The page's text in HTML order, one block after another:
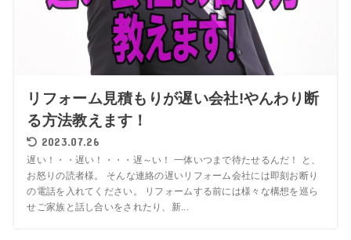
リフォーム見積もりが遅い会社!やんわり断
る方法教えます！
2023.07.26
遅い！・・遅い！・・・遅～い！ 一体いつまで待たせるんだ！ と、
お怒りの読者様。 そんな連絡の遅いリフォーム会社には即刻お断り
の電話を入れてください。 リフォームする前には様々な構想を巡ら
せご家族と話し合いをされたり、新...